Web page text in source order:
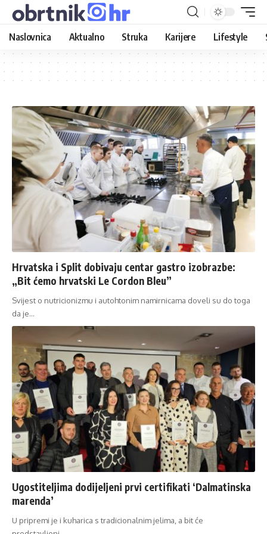
Naslovnica Aktualno Struka Karijere Lifestyle
Hrvatska i Split dobivaju centar gastro izobrazbe:
„Bit ćemo hrvatski Le Cordon Bleu”
Svijest o nutricionizmu i autohtonim namirnicama doveli su do toga
da je…
Ugostiteljima dodijeljeni prvi certifikati ‘Dalmatinska
marenda’
U pripremi je i kuharica s tradicionalnim jelima, a bit će